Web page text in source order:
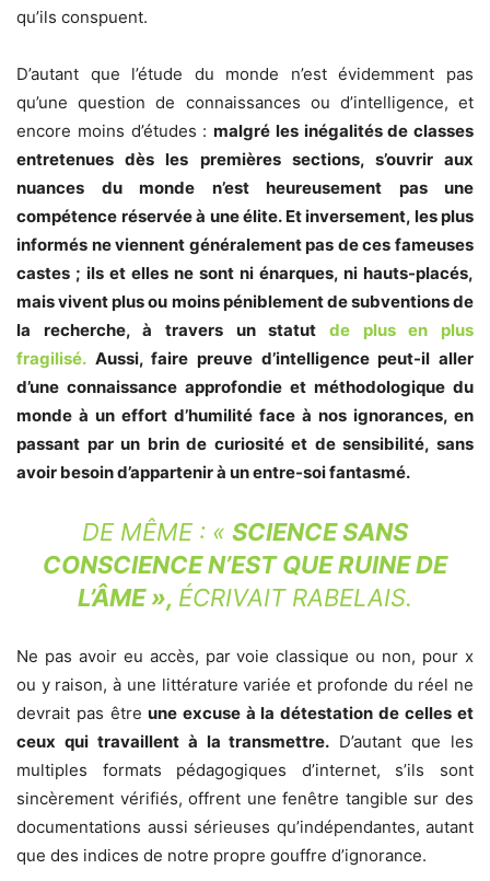
qu’ils conspuent.
D’autant que l’étude du monde n’est évidemment pas
qu’une question de connaissances ou d’intelligence, et
encore moins d’études : malgré les inégalités de classes
entretenues dès les premières sections, s’ouvrir aux
nuances du monde n’est heureusement pas une
compétence réservée à une élite. Et inversement, les plus
informés ne viennent généralement pas de ces fameuses
castes ; ils et elles ne sont ni énarques, ni hauts-placés,
mais vivent plus ou moins péniblement de subventions de
la recherche, à travers un statut de plus en plus
fragilisé. Aussi, faire preuve d’intelligence peut-il aller
d’une connaissance approfondie et méthodologique du
monde à un effort d’humilité face à nos ignorances, en
passant par un brin de curiosité et de sensibilité, sans
avoir besoin d’appartenir à un entre-soi fantasmé.
DE MÊME : « SCIENCE SANS
CONSCIENCE N’EST QUE RUINE DE
L’ÂME », ÉCRIVAIT RABELAIS.
Ne pas avoir eu accès, par voie classique ou non, pour x
ou y raison, à une littérature variée et profonde du réel ne
devrait pas être une excuse à la détestation de celles et
ceux qui travaillent à la transmettre. D’autant que les
multiples formats pédagogiques d’internet, s’ils sont
sincèrement vérifiés, offrent une fenêtre tangible sur des
documentations aussi sérieuses qu’indépendantes, autant
que des indices de notre propre gouffre d’ignorance.